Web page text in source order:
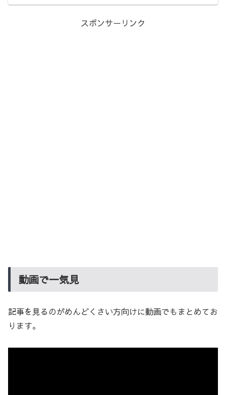
スポンサーリンク
動画で一気見
記事を見るのがめんどくさい方向けに動画でもまとめてお
ります。